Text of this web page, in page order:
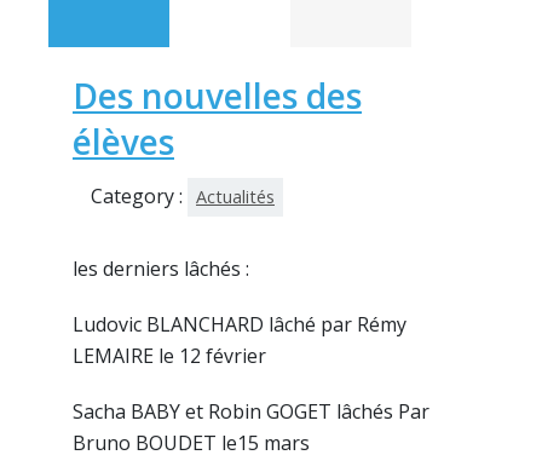
Des nouvelles des
élèves
Category : Actualités
les derniers lâchés :
Ludovic BLANCHARD lâché par Rémy
LEMAIRE le 12 février
Sacha BABY et Robin GOGET lâchés Par
Bruno BOUDET le15 mars